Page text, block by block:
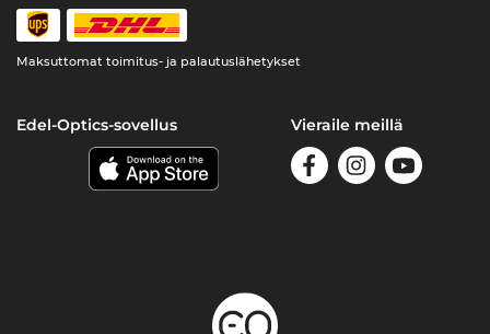
Maksuttomat toimitus- ja palautuslähetykset
Edel-Optics-sovellus Vieraile meillä